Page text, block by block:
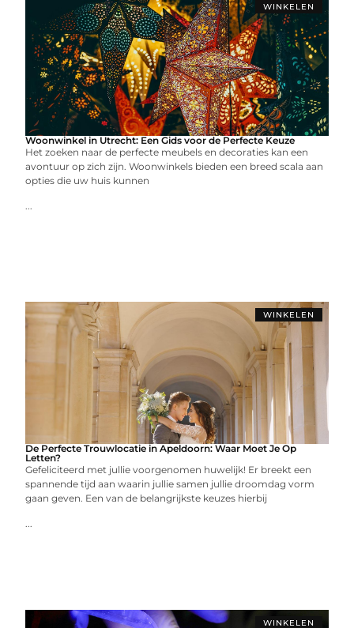
WINKELEN
Woonwinkel in Utrecht: Een Gids voor de Perfecte Keuze
Het zoeken naar de perfecte meubels en decoraties kan een
avontuur op zich zijn. Woonwinkels bieden een breed scala aan
opties die uw huis kunnen
...
WINKELEN
De Perfecte Trouwlocatie in Apeldoorn: Waar Moet Je Op
Letten?
Gefeliciteerd met jullie voorgenomen huwelijk! Er breekt een
spannende tijd aan waarin jullie samen jullie droomdag vorm
gaan geven. Een van de belangrijkste keuzes hierbij
...
WINKELEN